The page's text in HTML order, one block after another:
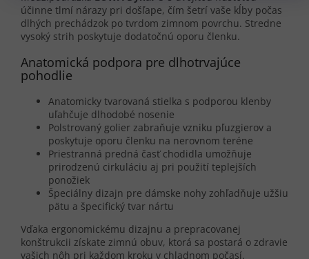
účinne tlmí nárazy pri došľape, čím šetrí vaše kĺby počas
dlhých prechádzok po tvrdom zimnom povrchu. Stredne
vysoký strih poskytuje dodatočnú oporu členku.
Anatomická podpora pre dlhotrvajúce
pohodlie
Anatomicky tvarovaná stielka s podporou klenby
uľahčuje dlhodobé nosenie
Polstrovaný golier zabraňuje vzniku pľuzgierov a
poskytuje oporu členku na nerovnom teréne
Priestranná predná časť chodidla umožňuje
prirodzenú cirkuláciu aj pri použití teplejších
ponožiek
Špeciálny dizajn pre dámske nohy zohľadňuje užšiu
pätu a špecifický tvar nártu
Vďaka ergonomickému dizajnu a prepracovanej
konštrukcii získate zimnú obuv, ktorá sa postará o zdravie
vašich nôh pri každom kroku v chladnom počasí.